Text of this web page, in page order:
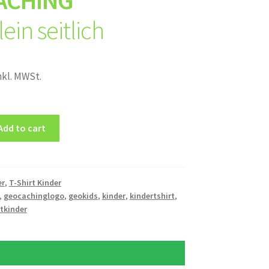
seitlich
MWSt.
to cart
, T-Shirt Kinder
geocachinglogo, geokids, kinder, kindertshirt,